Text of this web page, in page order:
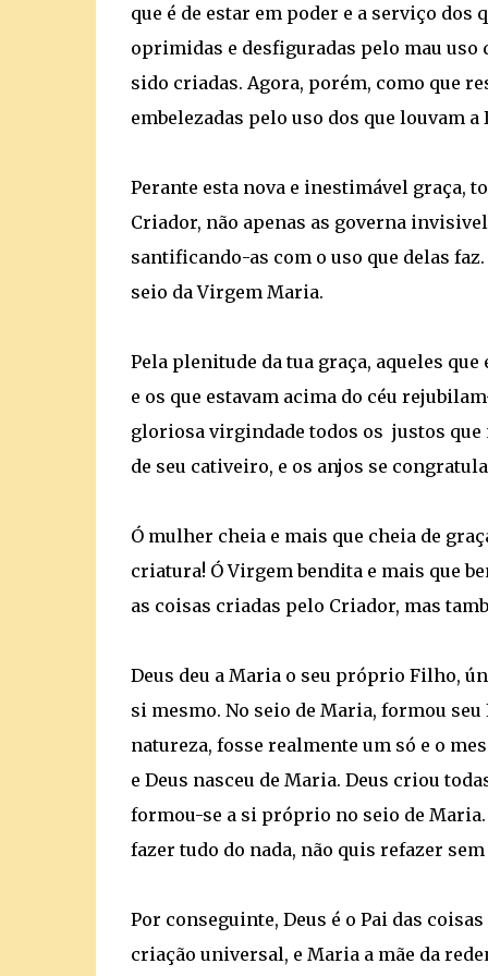
que é de estar em poder e a serviço dos
oprimidas e desfiguradas pelo mau uso
sido criadas. Agora, porém, como que
embelezadas pelo uso dos que louvam a
Perante esta nova e inestimável graça,
Criador, não apenas as governa
santificando-as com o uso que delas
seio da Virgem Maria.
Pela plenitude da tua graça, aqueles
e os que estavam acima do céu
gloriosa virgindade todos os justos
de seu cativeiro, e os anjos se
Ó mulher cheia e mais que cheia de
criatura! Ó Virgem bendita e mais que
as coisas criadas pelo Criador, mas
Deus deu a Maria o seu próprio Filho,
si mesmo. No seio de Maria, formou
natureza, fosse realmente um só e o
e Deus nasceu de Maria. Deus criou
formou-se a si próprio no seio de
fazer tudo do nada, não quis refazer
Por conseguinte, Deus é o Pai das
criação universal, e Maria a mãe da